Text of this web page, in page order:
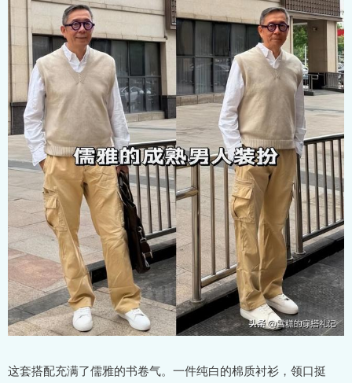
这套搭配充满了儒雅的书卷气。一件纯白的棉质衬衫，领口挺